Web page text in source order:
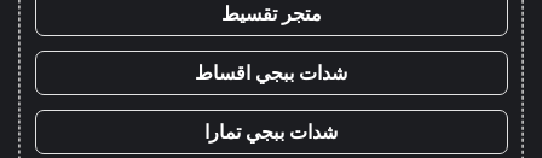
متجر تقسيط
شدات ببجي اقساط
شدات ببجي تمارا